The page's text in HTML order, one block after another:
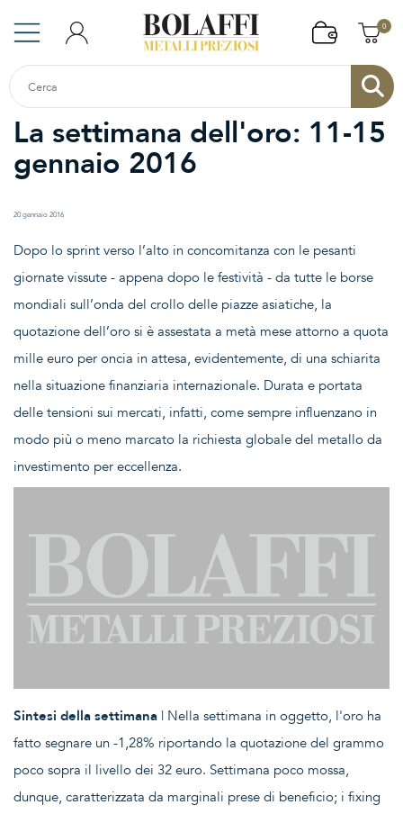
0
La settimana dell'oro: 11-15
gennaio 2016
20 gennaio 2016
Dopo lo sprint verso l’alto in concomitanza con le pesanti
giornate vissute - appena dopo le festività - da tutte le borse
mondiali sull’onda del crollo delle piazze asiatiche, la
quotazione dell’oro si è assestata a metà mese attorno a quota
mille euro per oncia in attesa, evidentemente, di una schiarita
nella situazione finanziaria internazionale. Durata e portata
delle tensioni sui mercati, infatti, come sempre influenzano in
modo più o meno marcato la richiesta globale del metallo da
investimento per eccellenza.
Sintesi della settimana | Nella settimana in oggetto, l'oro ha
fatto segnare un -1,28% riportando la quotazione del grammo
poco sopra il livello dei 32 euro. Settimana poco mossa,
dunque, caratterizzata da marginali prese di beneficio; i fixing